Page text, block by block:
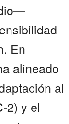
En
alineado
al
2) y el